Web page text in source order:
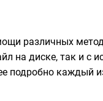
различных
на диске, так и с
подробно каждый